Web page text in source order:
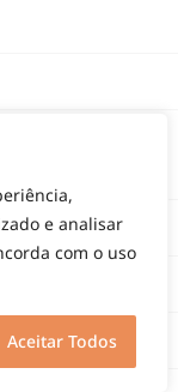
e analisar
com o uso
Aceitar Todos